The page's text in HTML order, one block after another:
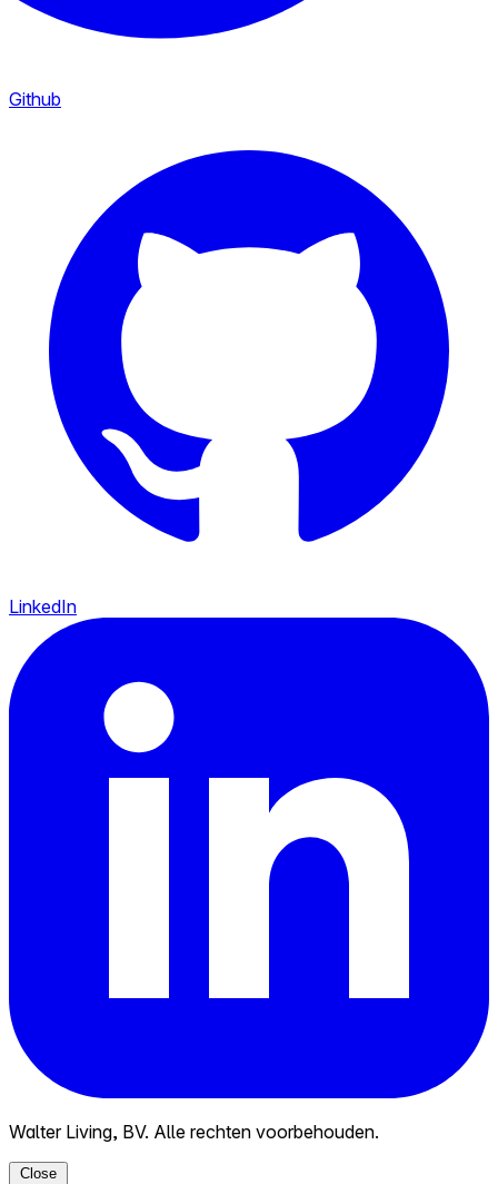
Github
LinkedIn
Walter Living, BV. Alle rechten voorbehouden.
Close